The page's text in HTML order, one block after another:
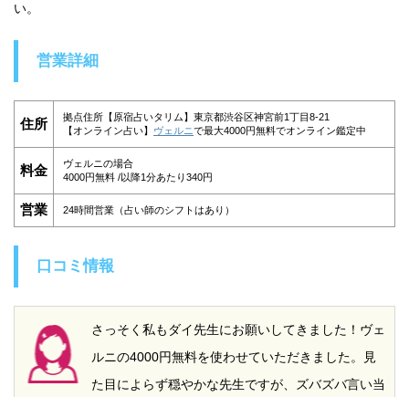
い。
営業詳細
住所
拠点住所【原宿占いタリム】東京都渋谷区神宮前1丁目8-21
【オンライン占い】 ヴェルニで最大4000円無料でオンライン鑑定中
料金
ヴェルニの場合
4000円無料 /以降1分あたり340円
営業 24時間営業（占い師のシフトはあり）
口コミ情報
さっそく私もダイ先生にお願いしてきました！ヴェ
ルニの4000円無料を使わせていただきました。見
た目によらず穏やかな先生ですが、ズバズバ言い当